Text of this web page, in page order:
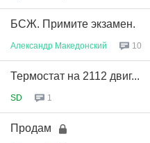
БСЖ. Примите экзамен.
Александр Македонский 10
Термостат на 2112 двиг...
SD 1
Продам